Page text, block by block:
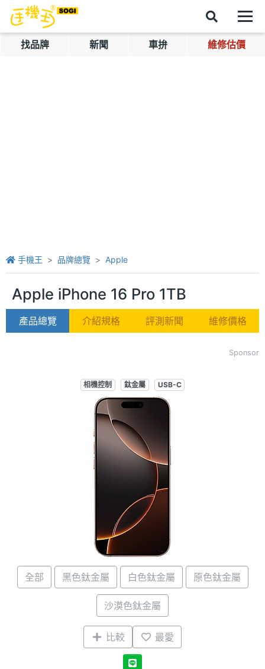
找品牌 新聞 車拚 維修估價
手機王 品牌總覽 Apple
Apple iPhone 16 Pro 1TB
產品總覽 介紹規格 評測新聞 維修價格
Sponsor
相機控制 鈦金屬 USB-C
全部 黑色鈦金屬 白色鈦金屬 原色鈦金屬
沙漠色鈦金屬
比較 最愛